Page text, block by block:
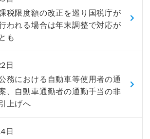
税限度額の改正を巡り国税庁が
われる場合は年末調整で対応が
も
日
務における自動車等使用者の通
、自動車通勤者の通勤手当の非
上げへ
日